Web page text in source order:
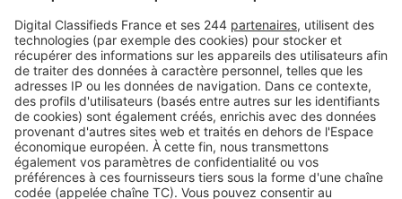
Retrouvez-nous sur …
A propos